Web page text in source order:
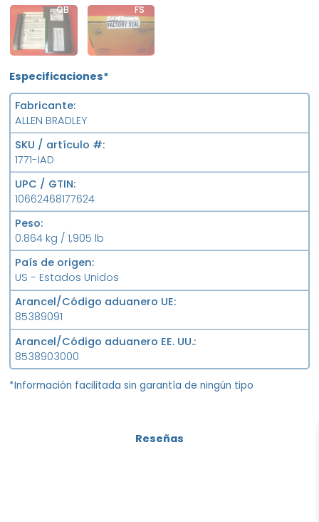
OB FS
Especificaciones*
Fabricante
ALLEN BRADLEY
SKU / artículo #
1771-IAD
UPC / GTIN
10662468177624
Peso
0.864 kg / 1,905 lb
País de origen
US - Estados Unidos
Arancel/Código aduanero UE
85389091
Arancel/Código aduanero EE. UU.
8538903000
*Información facilitada sin garantía de ningún tipo
Reseñas